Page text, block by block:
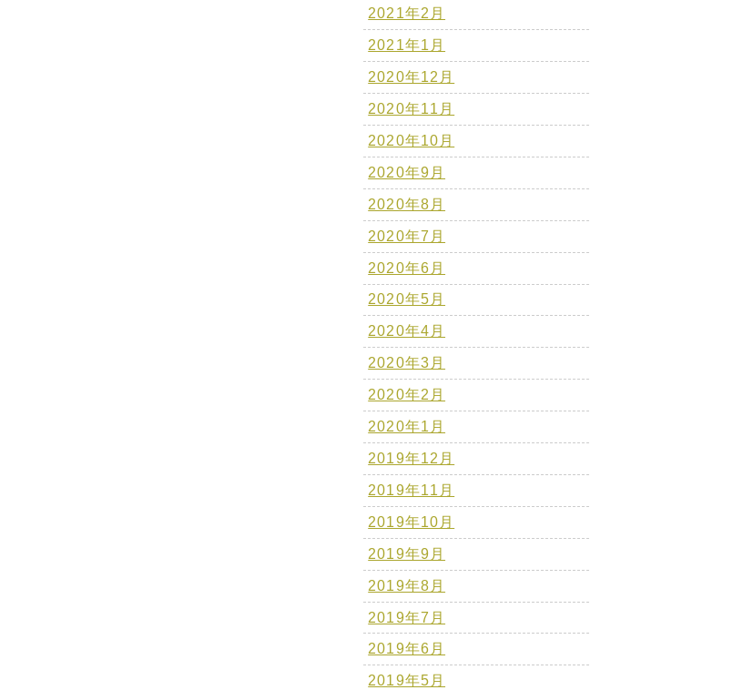
2021年2月
2021年1月
2020年12月
2020年11月
2020年10月
2020年9月
2020年8月
2020年7月
2020年6月
2020年5月
2020年4月
2020年3月
2020年2月
2020年1月
2019年12月
2019年11月
2019年10月
2019年9月
2019年8月
2019年7月
2019年6月
2019年5月